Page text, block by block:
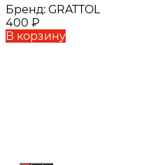
Бренд: GRATTOL
400 ₽
В корзину